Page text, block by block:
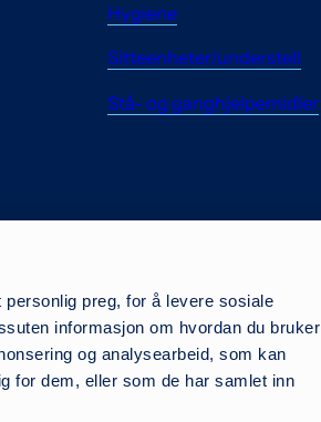
preg, for å levere sosiale
informasjon om hvordan du bruker
og analysearbeid, som kan
for dem, eller som de har samlet inn
Hygiene
Sitteenheter/understell
Stå- og ganghjelpemidler